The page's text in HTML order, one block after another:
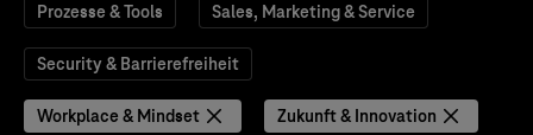
Prozesse & Tools Sales, Marketing & Service
Security & Barrierefreiheit
Workplace & Mindset Zukunft & Innovation